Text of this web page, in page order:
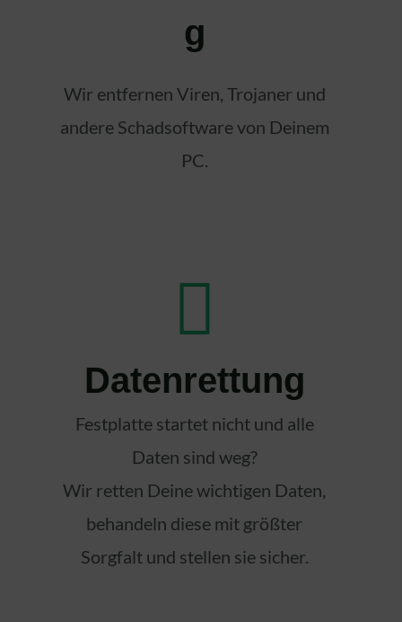
g
Wir entfernen Viren, Trojaner und
andere Schadsoftware von Deinem
PC.
Datenrettung
Festplatte startet nicht und alle
Daten sind weg?
Wir retten Deine wichtigen Daten,
behandeln diese mit größter
Sorgfalt und stellen sie sicher.